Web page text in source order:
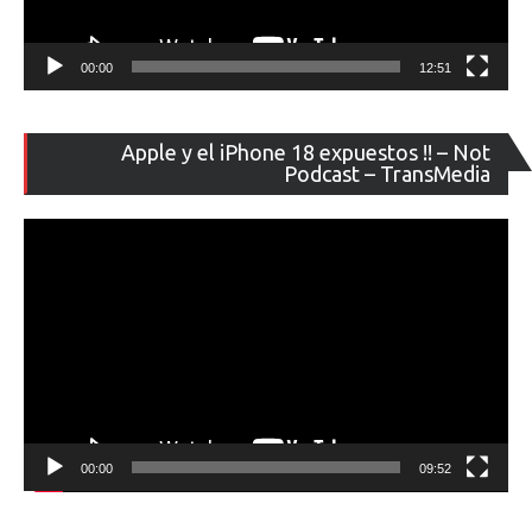
00:00 12:51
Apple y el iPhone 18 expuestos !! – Not
Podcast – TransMedia
de
00:00 09:52